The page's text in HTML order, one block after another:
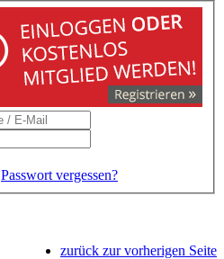
Passwort vergessen?
zurück zur vorherigen Seite